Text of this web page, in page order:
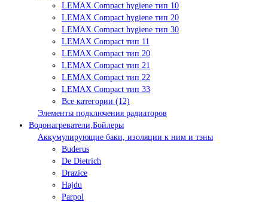
LEMAX Compact hygiene тип 10
LEMAX Compact hygiene тип 20
LEMAX Compact hygiene тип 30
LEMAX Compact тип 11
LEMAX Compact тип 20
LEMAX Compact тип 21
LEMAX Compact тип 22
LEMAX Compact тип 33
Все категории (12)
Элементы подключения радиаторов
Водонагреватели,Бойлеры
Аккумулирующие баки, изоляции к ним и тэны
Buderus
De Dietrich
Drazice
Hajdu
Parpol